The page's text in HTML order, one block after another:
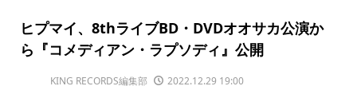
ヒプマイ、8thライブBD・DVDオオサカ公演か
ら『コメディアン・ラプソディ』公開
KING RECORDS編集部 2022.12.29 19:00